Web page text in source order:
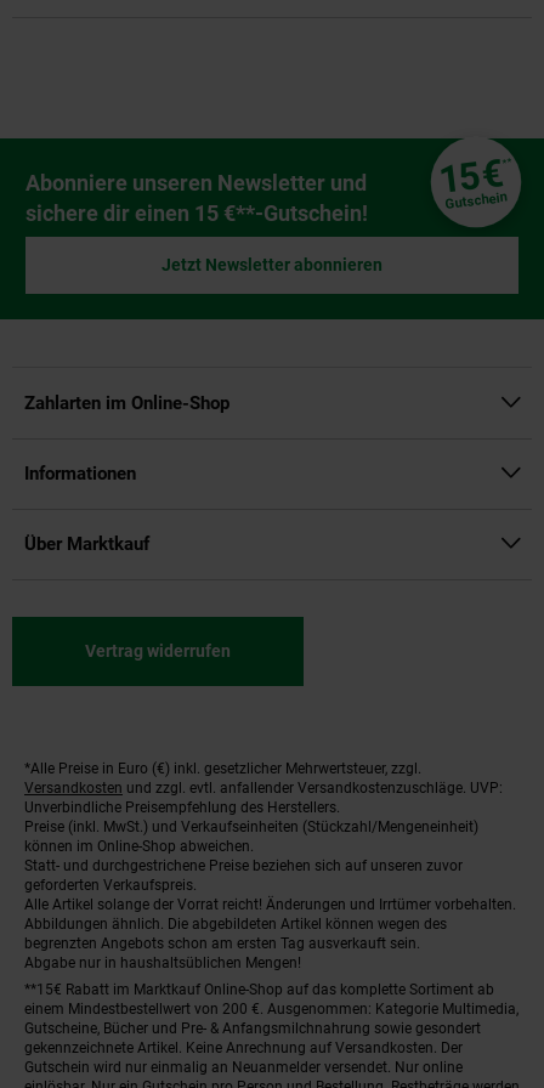
Newsletter Anmeldung
Abonniere unseren Newsletter und
sichere dir einen 15 €**-Gutschein!
15€**
Gutschein
Jetzt Newsletter abonnieren
Zahlarten im Online-Shop
Informationen
Über Marktkauf
Vertrag widerrufen
Fußnoten
*Alle Preise in Euro (€) inkl. gesetzlicher Mehrwertsteuer, zzgl.
Versandkosten und zzgl. evtl. anfallender Versandkostenzuschläge. UVP:
Unverbindliche Preisempfehlung des Herstellers.
Preise (inkl. MwSt.) und Verkaufseinheiten (Stückzahl/Mengeneinheit)
können im Online-Shop abweichen.
Statt- und durchgestrichene Preise beziehen sich auf unseren zuvor
geforderten Verkaufspreis.
Alle Artikel solange der Vorrat reicht! Änderungen und Irrtümer vorbehalten.
Abbildungen ähnlich. Die abgebildeten Artikel können wegen des
begrenzten Angebots schon am ersten Tag ausverkauft sein.
Abgabe nur in haushaltsüblichen Mengen!
**15€ Rabatt im Marktkauf Online-Shop auf das komplette Sortiment ab
einem Mindestbestellwert von 200 €. Ausgenommen: Kategorie Multimedia,
Gutscheine, Bücher und Pre- & Anfangsmilchnahrung sowie gesondert
gekennzeichnete Artikel. Keine Anrechnung auf Versandkosten. Der
Gutschein wird nur einmalig an Neuanmelder versendet. Nur online